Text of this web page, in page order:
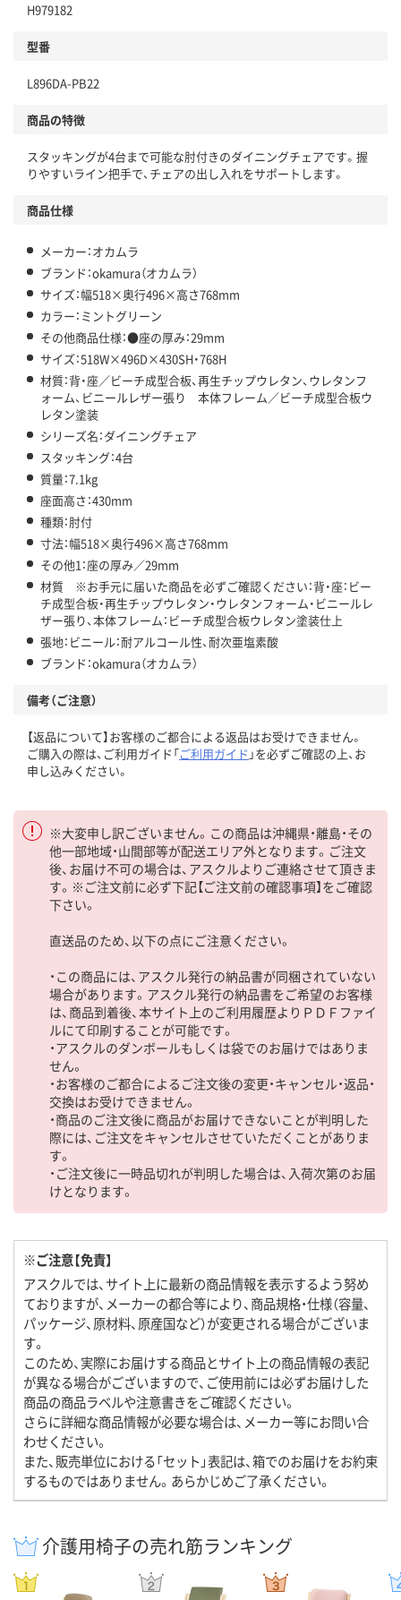
H979182
型番
L896DA-PB22
商品の特徴
スタッキングが4台まで可能な肘付きのダイニングチェアです。握
りやすいライン把手で、チェアの出し入れをサポートします。
商品仕様
メーカー：オカムラ
ブランド：okamura（オカムラ）
サイズ：幅518×奥行496×高さ768mm
カラー：ミントグリーン
その他商品仕様：●座の厚み：29mm
サイズ：518W×496D×430SH・768H
材質：背・座／ビーチ成型合板、再生チップウレタン、ウレタンフ
ォーム、ビニールレザー張り 本体フレーム／ビーチ成型合板ウ
レタン塗装
シリーズ名：ダイニングチェア
スタッキング：4台
質量：7.1kg
座面高さ：430mm
種類：肘付
寸法：幅518×奥行496×高さ768mm
その他1：座の厚み／29mm
材質 ※お手元に届いた商品を必ずご確認ください：背・座：ビー
チ成型合板・再生チップウレタン・ウレタンフォーム・ビニールレ
ザー張り、本体フレーム：ビーチ成型合板ウレタン塗装仕上
張地：ビニール：耐アルコール性、耐次亜塩素酸
ブランド：okamura（オカムラ）
備考（ご注意）
【返品について】お客様のご都合による返品はお受けできません。
ご購入の際は、ご利用ガイド「ご利用ガイド 」を必ずご確認の上、お
申し込みください。
※大変申し訳ございません。この商品は沖縄県・離島・その
他一部地域・山間部等が配送エリア外となります。ご注文
後、お届け不可の場合は、アスクルよりご連絡させて頂きま
す。※ご注文前に必ず下記【ご注文前の確認事項】をご確認
下さい。
直送品のため、以下の点にご注意ください。
・この商品には、アスクル発行の納品書が同梱されていない
場合があります。アスクル発行の納品書をご希望のお客様
は、商品到着後、本サイト上のご利用履歴よりＰＤＦファイ
ルにて印刷することが可能です。
・アスクルのダンボールもしくは袋でのお届けではありま
せん。
・お客様のご都合によるご注文後の変更・キャンセル・返品・
交換はお受けできません。
・商品のご注文後に商品がお届けできないことが判明した
際には、ご注文をキャンセルさせていただくことがありま
す。
・ご注文後に一時品切れが判明した場合は、入荷次第のお届
けとなります。
※ご注意【免責】
アスクルでは、サイト上に最新の商品情報を表示するよう努め
ておりますが、メーカーの都合等により、商品規格・仕様（容量、
パッケージ、原材料、原産国など）が変更される場合がございま
す。
このため、実際にお届けする商品とサイト上の商品情報の表記
が異なる場合がございますので、ご使用前には必ずお届けした
商品の商品ラベルや注意書きをご確認ください。
さらに詳細な商品情報が必要な場合は、メーカー等にお問い合
わせください。
また、販売単位における「セット」表記は、箱でのお届けをお約束
するものではありません。あらかじめご了承ください。
介護用椅子の売れ筋ランキング